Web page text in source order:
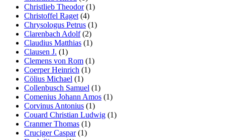
Christlieb Theodor(1)
Christoffel Raget (4)
Chrysologus Petrus (1)
Clarenbach Adolf(2)
Claudius Matthias (1)
Clausen J. (1)
Clemens von Rom (1)
Coerper Heinrich (1)
Cölius Michael (1)
Collenbusch Samuel (1)
Comenius Johann Amos (1)
Corvinus Antonius (1)
Couard Christian Ludwig (1)
Cranmer Thomas (1)
Cruciger Caspar(1)